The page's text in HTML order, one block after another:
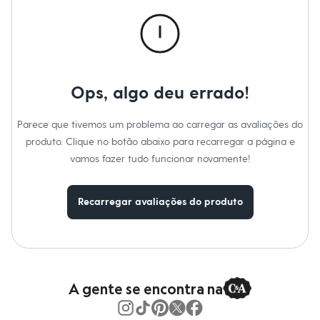
Shorts e Bermudas
Vestidos
Acessórios
Bolsas
Bonés e Chapéus
Botas
Chinelos
Ops, algo deu errado!
Parece que tivemos um problema ao carregar as avaliações do
produto. Clique no botão abaixo para recarregar a página e
vamos fazer tudo funcionar novamente!
Recarregar avaliações do produto
A gente se encontra na